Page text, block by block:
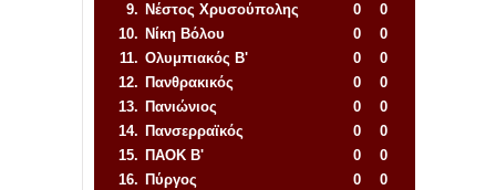
9. Νέστος Χρυσούπολης 0
0
10. Νίκη Βόλου 0
0
11. Ολυμπιακός Β' 0
0
12. Πανθρακικός 0
0
13. Πανιώνιος 0
0
14. Πανσερραϊκός 0
0
15. ΠΑΟΚ Β' 0
0
16. Πύργος 0
0